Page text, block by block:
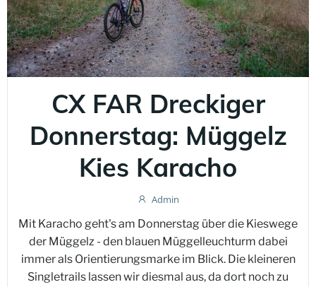
CX FAR Dreckiger
Donnerstag: Müggelz
Kies Karacho
Admin
Mit Karacho geht's am Donnerstag über die Kieswege
der Müggelz - den blauen Müggelleuchturm dabei
immer als Orientierungsmarke im Blick. Die kleineren
Singletrails lassen wir diesmal aus, da dort noch zu